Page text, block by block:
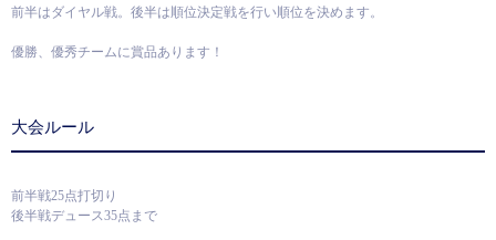
前半はダイヤル戦。後半は順位決定戦を行い順位を決めます。
優勝、優秀チームに賞品あります！
大会ルール
前半戦25点打切り
後半戦デュース35点まで